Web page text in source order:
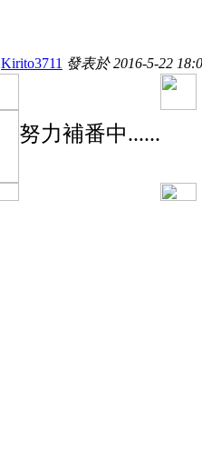
Kirito3711 發表於 2016-5-22
努力補番中......